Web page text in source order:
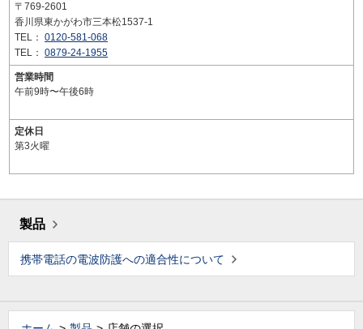
〒769-2601
香川県東かがわ市三本松1537-1
TEL： 0120-581-068
TEL： 0879-24-1955
営業時間
午前9時〜午後6時
定休日
第3火曜
製品
携帯電話の電波防護への適合性について